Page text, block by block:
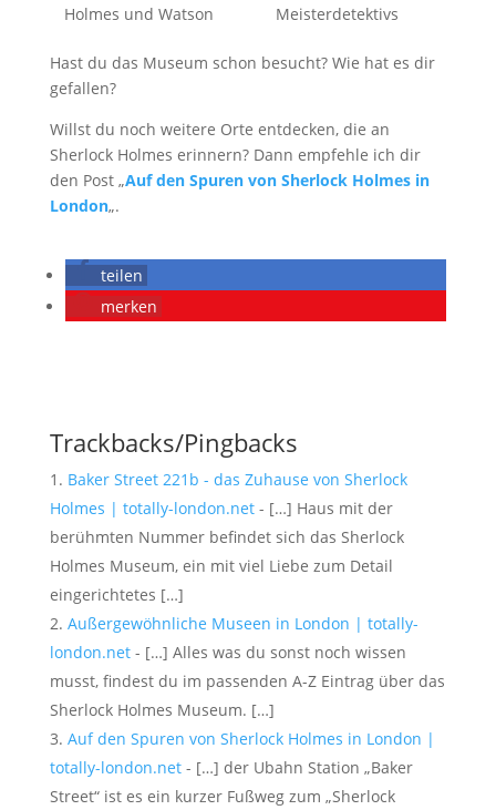
Holmes und Watson
Meisterdetektivs
Hast du das Museum schon besucht? Wie hat es dir
gefallen?
Willst du noch weitere Orte entdecken, die an
Sherlock Holmes erinnern? Dann empfehle ich dir
den Post „Auf den Spuren von Sherlock Holmes in
London„.
teilen
merken
Trackbacks/Pingbacks
Baker Street 221b - das Zuhause von Sherlock
Holmes | totally-london.net- […] Haus mit der
berühmten Nummer befindet sich das Sherlock
Holmes Museum, ein mit viel Liebe zum Detail
eingerichtetes […]
Außergewöhnliche Museen in London | totally-
london.net- […] Alles was du sonst noch wissen
musst, findest du im passenden A-Z Eintrag über das
Sherlock Holmes Museum. […]
Auf den Spuren von Sherlock Holmes in London |
totally-london.net- […] der Ubahn Station „Baker
Street“ ist es ein kurzer Fußweg zum „Sherlock